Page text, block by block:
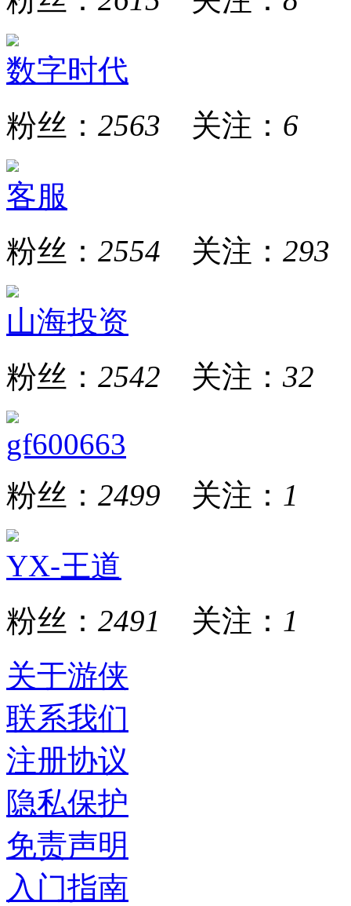
数字时代
粉丝： 2563 关注： 6
客服
粉丝： 2554 关注： 293
山海投资
粉丝： 2542 关注： 32
gf600663
粉丝： 2499 关注： 1
YX-王道
粉丝： 2491 关注： 1
关于游侠
联系我们
注册协议
隐私保护
免责声明
入门指南